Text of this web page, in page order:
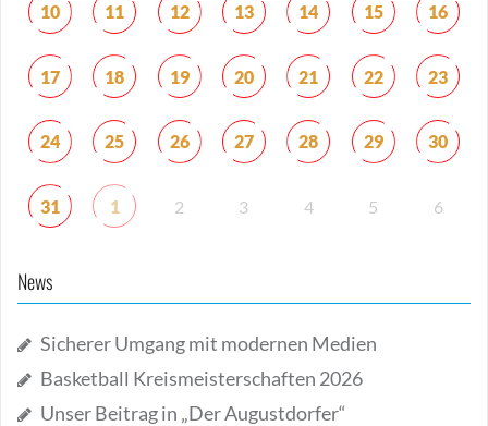
10 11 12 13 14 15 16
17 18 19 20 21 22 23
24 25 26 27 28 29 30
31 1 2 3 4 5 6
News
Sicherer Umgang mit modernen Medien
Basketball Kreismeisterschaften 2026
Unser Beitrag in „Der Augustdorfer“